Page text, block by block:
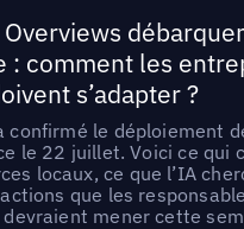
Overviews
: comment les
s’adapter ?
confirmé le déploiement
le 22 juillet. Voici ce qui
locaux, ce que l’IA
que les
mener cette